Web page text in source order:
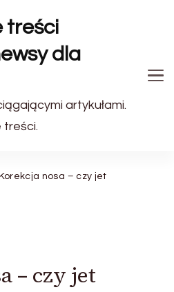
treści
dla
artykułami.
treści.
Korekcja nosa – czy jet
– czy jet